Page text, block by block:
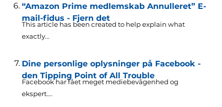
“Amazon Prime medlemskab Annulleret” E-
mail-fidus - Fjern det
This article has been created to help explain what
exactly...
Dine personlige oplysninger på Facebook -
den Tipping Point of All Trouble
Facebook har fået meget mediebevågenhed og
ekspert....